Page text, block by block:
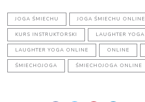
JOGA ŚMIECHU JOGA ŚMIECHU ONLINE
KURS INSTRUKTORSKI LAUGHTER YOGA
LAUGHTER YOGA ONLINE ONLINE
ŚMIECHOJOGA ŚMIECHOJOGA ONLINE